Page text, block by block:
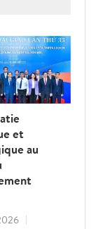
de
et
au